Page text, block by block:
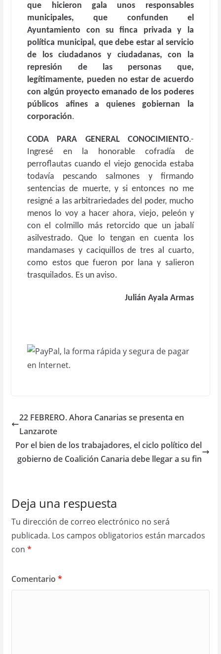
que hicieron gala unos responsables
municipales, que confunden el
Ayuntamiento con su finca privada y la
política municipal, que debe estar al servicio
de los ciudadanos y ciudadanas, con la
represión de las personas que,
legítimamente, pueden no estar de acuerdo
con algún proyecto emanado de los poderes
públicos afines a quienes gobiernan la
corporación.
CODA PARA GENERAL CONOCIMIENTO.-
Ingresé en la honorable cofradía de
perroflautas cuando el viejo genocida estaba
todavía pescando salmones y firmando
sentencias de muerte, y si entonces no me
resigné a las arbitrariedades del poder, mucho
menos lo voy a hacer ahora, viejo, peleón y
con el colmillo más retorcido que un jabalí
asilvestrado. Que lo tengan en cuenta los
mandamases y caciquillos de tres al cuarto,
como estos que fueron por lana y salieron
trasquilados. Es un aviso.
Julián Ayala Armas
22 FEBRERO. Ahora Canarias se presenta en
Lanzarote
Por el bien de los trabajadores, el ciclo político del
gobierno de Coalición Canaria debe llegar a su fin
Deja una respuesta
Tu dirección de correo electrónico no será
publicada. Los campos obligatorios están marcados
con *
Comentario *